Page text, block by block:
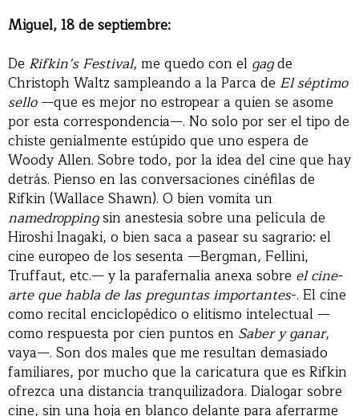
Miguel, 18 de septiembre:
De Rifkin’s Festival, me quedo con elgagde
Christoph Waltz sampleando a la Parca de El séptimo
sello—que es mejor no estropear a quien se asome
por esta correspondencia—. No solo por ser el tipo de
chiste genialmente estúpido que uno espera de
Woody Allen. Sobre todo, por la idea del cine que hay
detrás. Pienso en las conversaciones cinéfilas de
Rifkin (Wallace Shawn). O bien vomita un
namedroppingsin anestesia sobre una película de
Hiroshi Inagaki, o bien saca a pasear su sagrario: el
cine europeo de los sesenta —Bergman, Fellini,
Truffaut, etc.— y la parafernalia anexa sobre el cine-
arte que habla de las preguntas importantes-. El cine
como recital enciclopédico o elitismo intelectual —
como respuesta por cien puntos en Saber y ganar,
vaya—. Son dos males que me resultan demasiado
familiares, por mucho que la caricatura que es Rifkin
ofrezca una distancia tranquilizadora. Dialogar sobre
cine, sin una hoja en blanco delante para aferrarme